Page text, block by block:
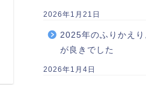
2026年1月21日
2025年のふりかえ
が良きでした
2026年1月4日